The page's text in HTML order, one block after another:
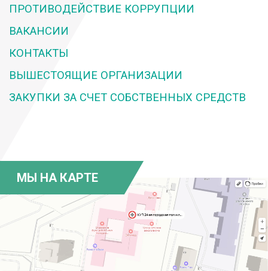
ПРОТИВОДЕЙСТВИЕ КОРРУПЦИИ
ВАКАНСИИ
КОНТАКТЫ
ВЫШЕСТОЯЩИЕ ОРГАНИЗАЦИИ
ЗАКУПКИ ЗА СЧЕТ СОБСТВЕННЫХ СРЕДСТВ
МЫ НА КАРТЕ